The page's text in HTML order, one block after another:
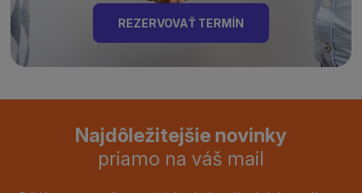
REZERVOVAŤ TERMÍN
Najdôležitejšie novinky
priamo na váš mail